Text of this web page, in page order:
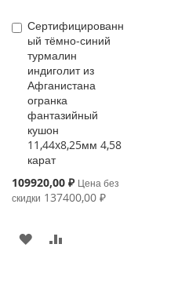
Сертифицированн
ый тёмно-синий
турмалин
индиголит из
Афганистана
огранка
фантазийный
кушон
11,44x8,25мм 4,58
карат
Special
109920,00 ₽ Цена без
скидки 137400,00 ₽
Купить
В